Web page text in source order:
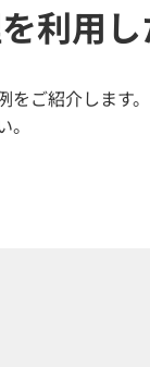
利用
ご紹介します。